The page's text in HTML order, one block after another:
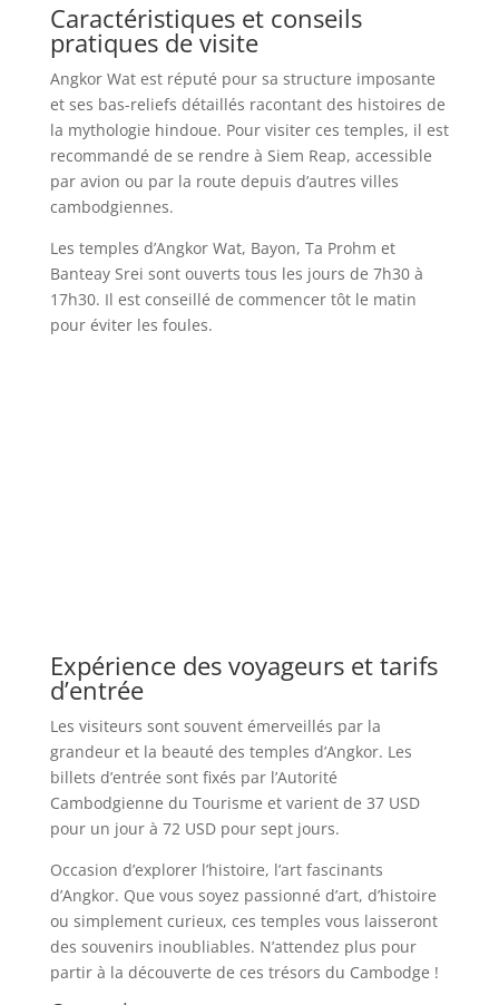
Caractéristiques et conseils
pratiques de visite
Angkor Wat est réputé pour sa structure imposante
et ses bas-reliefs détaillés racontant des histoires de
la mythologie hindoue. Pour visiter ces temples, il est
recommandé de se rendre à Siem Reap, accessible
par avion ou par la route depuis d’autres villes
cambodgiennes.
Les temples d’Angkor Wat, Bayon, Ta Prohm et
Banteay Srei sont ouverts tous les jours de 7h30 à
17h30. Il est conseillé de commencer tôt le matin
pour éviter les foules.
Expérience des voyageurs et tarifs
d’entrée
Les visiteurs sont souvent émerveillés par la
grandeur et la beauté des temples d’Angkor. Les
billets d’entrée sont fixés par l’Autorité
Cambodgienne du Tourisme et varient de 37 USD
pour un jour à 72 USD pour sept jours.
Occasion d’explorer l’histoire, l’art fascinants
d’Angkor. Que vous soyez passionné d’art, d’histoire
ou simplement curieux, ces temples vous laisseront
des souvenirs inoubliables. N’attendez plus pour
partir à la découverte de ces trésors du Cambodge !